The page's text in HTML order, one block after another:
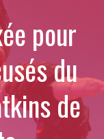
pour
du
de